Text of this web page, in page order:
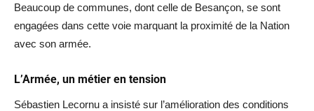
Beaucoup de communes, dont celle de Besançon, se sont
engagées dans cette voie marquant la proximité de la Nation
avec son armée.
L’Armée, un métier en tension
Sébastien Lecornu a insisté sur l’amélioration des conditions